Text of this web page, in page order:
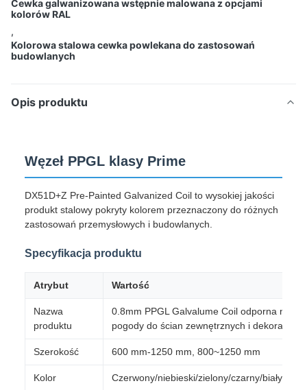
Cewka galwanizowana wstępnie malowana z opcjami
kolorów RAL
,
Kolorowa stalowa cewka powlekana do zastosowań
budowlanych
Opis produktu
Węzeł PPGL klasy Prime
DX51D+Z Pre-Painted Galvanized Coil to wysokiej jakości
produkt stalowy pokryty kolorem przeznaczony do różnych
zastosowań przemysłowych i budowlanych.
Specyfikacja produktu
Atrybut Wartość
Nazwa
produktu
0.8mm PPGL Galvalume Coil odporna na
pogody do ścian zewnętrznych i dekoracji
Szerokość 600 mm-1250 mm, 800~1250 mm
Kolor Czerwony/niebieski/zielony/czarny/biały/